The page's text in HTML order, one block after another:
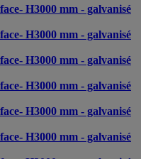
H3000 mm - galvanisé
H3000 mm - galvanisé
H3000 mm - galvanisé
H3000 mm - galvanisé
H3000 mm - galvanisé
H3000 mm - galvanisé